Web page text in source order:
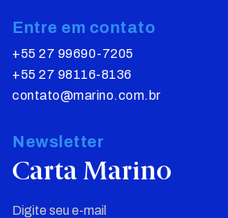
Entre em contato
+55 27 99690-7205
+55 27 98116-8136
contato@marino.com.br
Newsletter
Carta Marino